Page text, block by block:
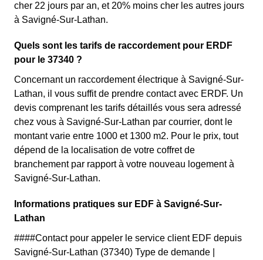
cher 22 jours par an, et 20% moins cher les autres jours
à Savigné-Sur-Lathan.
Quels sont les tarifs de raccordement pour ERDF
pour le 37340 ?
Concernant un raccordement électrique à Savigné-Sur-
Lathan, il vous suffit de prendre contact avec ERDF. Un
devis comprenant les tarifs détaillés vous sera adressé
chez vous à Savigné-Sur-Lathan par courrier, dont le
montant varie entre 1000 et 1300 m2. Pour le prix, tout
dépend de la localisation de votre coffret de
branchement par rapport à votre nouveau logement à
Savigné-Sur-Lathan.
Informations pratiques sur EDF à Savigné-Sur-
Lathan
####Contact pour appeler le service client EDF depuis
Savigné-Sur-Lathan (37340) Type de demande |